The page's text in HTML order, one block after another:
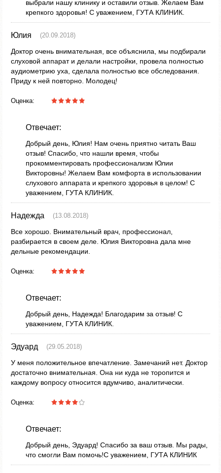
выбрали нашу клинику и оставили отзыв. Желаем Вам
крепкого здоровья! С уважением, ГУТА КЛИНИК.
Юлия (20.09.2018)
Доктор очень внимательная, все объяснила, мы подбирали
слуховой аппарат и делали настройки, провела полностью
аудиометрию уха, сделала полностью все обследования.
Приду к ней повторно. Молодец!
Оценка:
Отвечает:
Добрый день, Юлия! Нам очень приятно читать Ваш
отзыв! Спасибо, что нашли время, чтобы
прокомментировать профессионализм Юлии
Викторовны! Желаем Вам комфорта в использовании
слухового аппарата и крепкого здоровья в целом! С
уважением, ГУТА КЛИНИК.
Надежда (13.08.2018)
Все хорошо. Внимательный врач, профессионал,
разбирается в своем деле. Юлия Викторовна дала мне
дельные рекомендации.
Оценка:
Отвечает:
Добрый день, Надежда! Благодарим за отзыв! С
уважением, ГУТА КЛИНИК.
Эдуард (29.05.2018)
У меня положительное впечатление. Замечаний нет. Доктор
достаточно внимательная. Она ни куда не торопится и
каждому вопросу относится вдумчиво, аналитически.
Оценка:
Отвечает:
Добрый день, Эдуард! Спасибо за ваш отзыв. Мы рады,
что смогли Вам помочь!С уважением, ГУТА КЛИНИК